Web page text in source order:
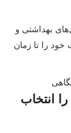
بهداشتی و
را تا زمان
انتخاب